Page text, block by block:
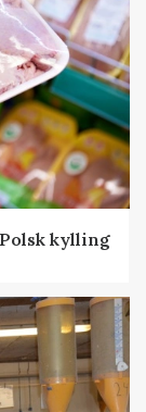
kylling